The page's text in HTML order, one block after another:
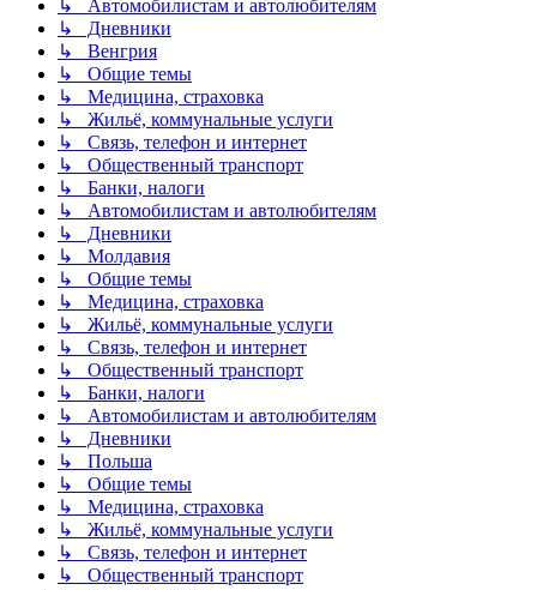
↳ Автомобилистам и автолюбителям
↳ Дневники
↳ Венгрия
↳ Общие темы
↳ Медицина, страховка
↳ Жильё, коммунальные услуги
↳ Связь, телефон и интернет
↳ Общественный транспорт
↳ Банки, налоги
↳ Автомобилистам и автолюбителям
↳ Дневники
↳ Молдавия
↳ Общие темы
↳ Медицина, страховка
↳ Жильё, коммунальные услуги
↳ Связь, телефон и интернет
↳ Общественный транспорт
↳ Банки, налоги
↳ Автомобилистам и автолюбителям
↳ Дневники
↳ Польша
↳ Общие темы
↳ Медицина, страховка
↳ Жильё, коммунальные услуги
↳ Связь, телефон и интернет
↳ Общественный транспорт